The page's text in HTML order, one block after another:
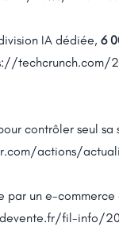
IA dédiée, 6
techcrunch.com/
contrôler seul
actions/
par un e-commerce
fil-info/